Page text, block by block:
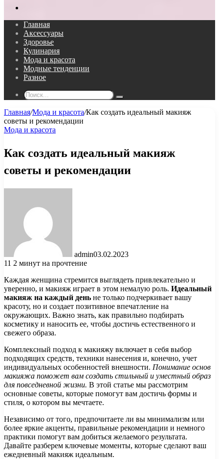
Главная
Аксессуары
Здоровье
Кулинария
Мода и красота
Модные тенденции
Разное
Поиск...
Главная/Мода и красота/Как создать идеальный макияж
советы и рекомендации
Мода и красота
Как создать идеальный макияж
советы и рекомендации
admin03.02.2023
11 2 минут на прочтение
Каждая женщина стремится выглядеть привлекательно и
уверенно, и макияж играет в этом немалую роль. Идеальный
макияж на каждый день не только подчеркивает вашу
красоту, но и создает позитивное впечатление на
окружающих. Важно знать, как правильно подбирать
косметику и наносить ее, чтобы достичь естественного и
свежего образа.
Комплексный подход к макияжу включает в себя выбор
подходящих средств, техники нанесения и, конечно, учет
индивидуальных особенностей внешности. Понимание основ
макияжа поможет вам создать стильный и уместный образ
для повседневной жизни. В этой статье мы рассмотрим
основные советы, которые помогут вам достичь формы и
стиля, о котором вы мечтаете.
Независимо от того, предпочитаете ли вы минимализм или
более яркие акценты, правильные рекомендации и немного
практики помогут вам добиться желаемого результата.
Давайте разберем ключевые моменты, которые сделают ваш
ежедневный макияж идеальным.